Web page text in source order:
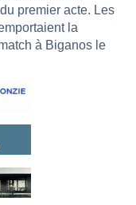
premier acte. Les
la
à Biganos le